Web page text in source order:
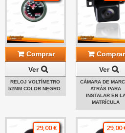
Comprar
Ver
RELOJ VOLTÍMETRO
52MM.COLOR NEGRO.
Comprar
Ver
CÁMARA DE
ATRÁS PARA
INSTALAR EN
MATRÍCULA
29,00 € 29,00